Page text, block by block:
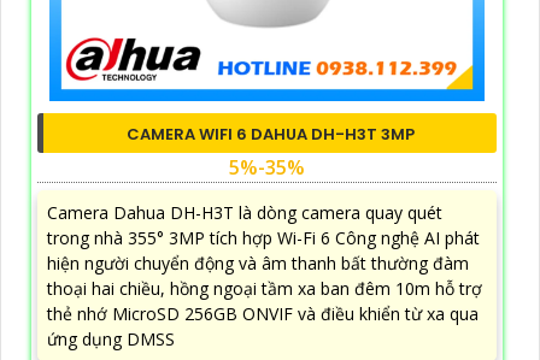
CAMERA WIFI 6 DAHUA DH-H3T 3MP
5%-35%
Camera Dahua DH-H3T là dòng camera quay quét
trong nhà 355° 3MP tích hợp Wi-Fi 6 Công nghệ AI phát
hiện người chuyển động và âm thanh bất thường đàm
thoại hai chiều, hồng ngoại tầm xa ban đêm 10m hỗ trợ
thẻ nhớ MicroSD 256GB ONVIF và điều khiển từ xa qua
ứng dụng DMSS